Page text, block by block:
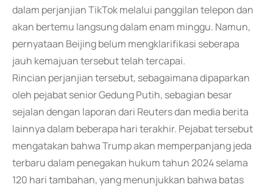
dalam perjanjian TikTok melalui panggilan telepon dan
akan bertemu langsung dalam enam minggu. Namun,
pernyataan Beijing belum mengklarifikasi seberapa
jauh kemajuan tersebut telah tercapai.
Rincian perjanjian tersebut, sebagaimana dipaparkan
oleh pejabat senior Gedung Putih, sebagian besar
sejalan dengan laporan dari Reuters dan media berita
lainnya dalam beberapa hari terakhir. Pejabat tersebut
mengatakan bahwa Trump akan memperpanjang jeda
terbaru dalam penegakan hukum tahun 2024 selama
120 hari tambahan, yang menunjukkan bahwa batas